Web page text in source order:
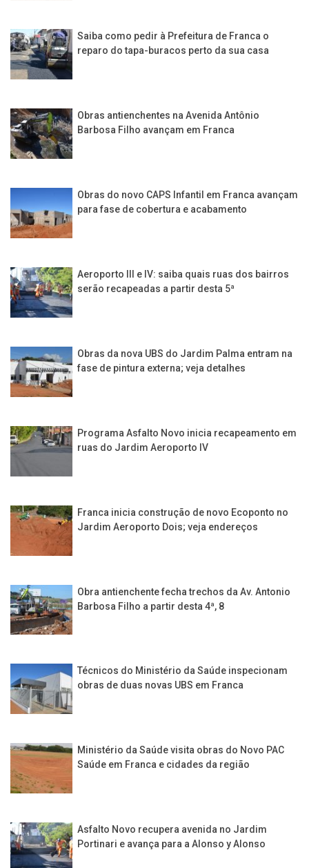
Saiba como pedir à Prefeitura de Franca o
reparo do tapa-buracos perto da sua casa
Obras antienchentes na Avenida Antônio
Barbosa Filho avançam em Franca
Obras do novo CAPS Infantil em Franca avançam
para fase de cobertura e acabamento
Aeroporto III e IV: saiba quais ruas dos bairros
serão recapeadas a partir desta 5ª
Obras da nova UBS do Jardim Palma entram na
fase de pintura externa; veja detalhes
Programa Asfalto Novo inicia recapeamento em
ruas do Jardim Aeroporto IV
Franca inicia construção de novo Ecoponto no
Jardim Aeroporto Dois; veja endereços
Obra antienchente fecha trechos da Av. Antonio
Barbosa Filho a partir desta 4ª, 8
Técnicos do Ministério da Saúde inspecionam
obras de duas novas UBS em Franca
Ministério da Saúde visita obras do Novo PAC
Saúde em Franca e cidades da região
Asfalto Novo recupera avenida no Jardim
Portinari e avança para a Alonso y Alonso